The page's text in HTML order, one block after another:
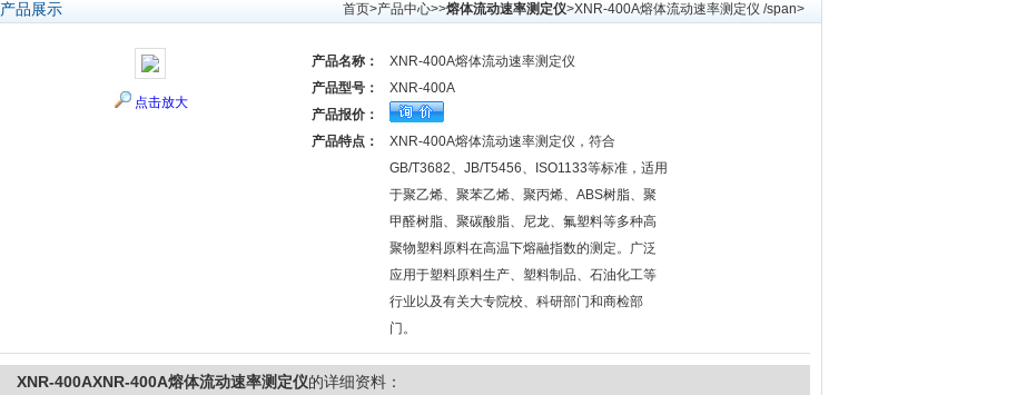
产品展示 首页>产品中心>>熔体流动速率测定仪>XNR-400A熔体流动速率测定仪 /span>
点击放大
产品名称：
XNR-400A熔体流动速率测定仪
产品型号：
XNR-400A
产品报价：
产品特点：
XNR-400A熔体流动速率测定仪，符合
GB/T3682、JB/T5456、ISO1133等标准，适用
于聚乙烯、聚苯乙烯、聚丙烯、ABS树脂、聚
甲醛树脂、聚碳酸脂、尼龙、氟塑料等多种高
聚物塑料原料在高温下熔融指数的测定。广泛
应用于塑料原料生产、塑料制品、石油化工等
行业以及有关大专院校、科研部门和商检部
门。
XNR-400AXNR-400A熔体流动速率测定仪的详细资料：